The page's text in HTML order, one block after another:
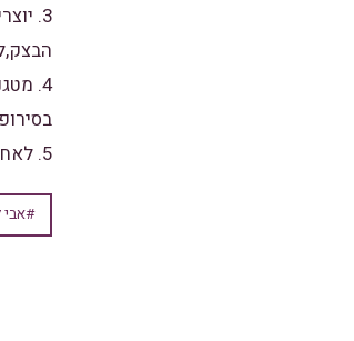
3.
4.
5. לאחר שטבלנו בסירופ סוכר מצפים בקוקוס
#אבי